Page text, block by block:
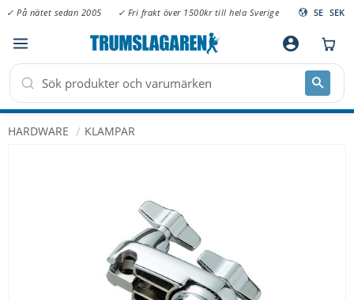
Meny
✓ På nätet sedan 2005 ✓ Fri frakt över 1500kr till hela Sverige SE SEK
account_circle
HARDWARE KLAMPAR